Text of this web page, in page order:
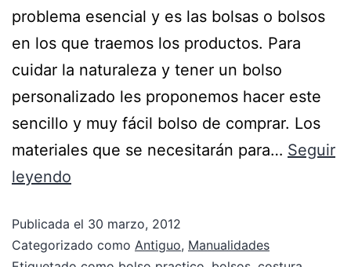
problema esencial y es las bolsas o bolsos
en los que traemos los productos. Para
cuidar la naturaleza y tener un bolso
personalizado les proponemos hacer este
sencillo y muy fácil bolso de comprar. Los
materiales que se necesitarán para… Seguir
leyendo
Publicada el 30 marzo, 2012
Categorizado como Antiguo, Manualidades